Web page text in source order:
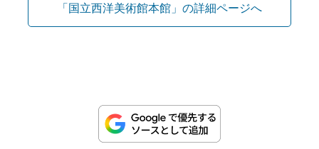
「国立西洋美術館本館」の詳細ページへ